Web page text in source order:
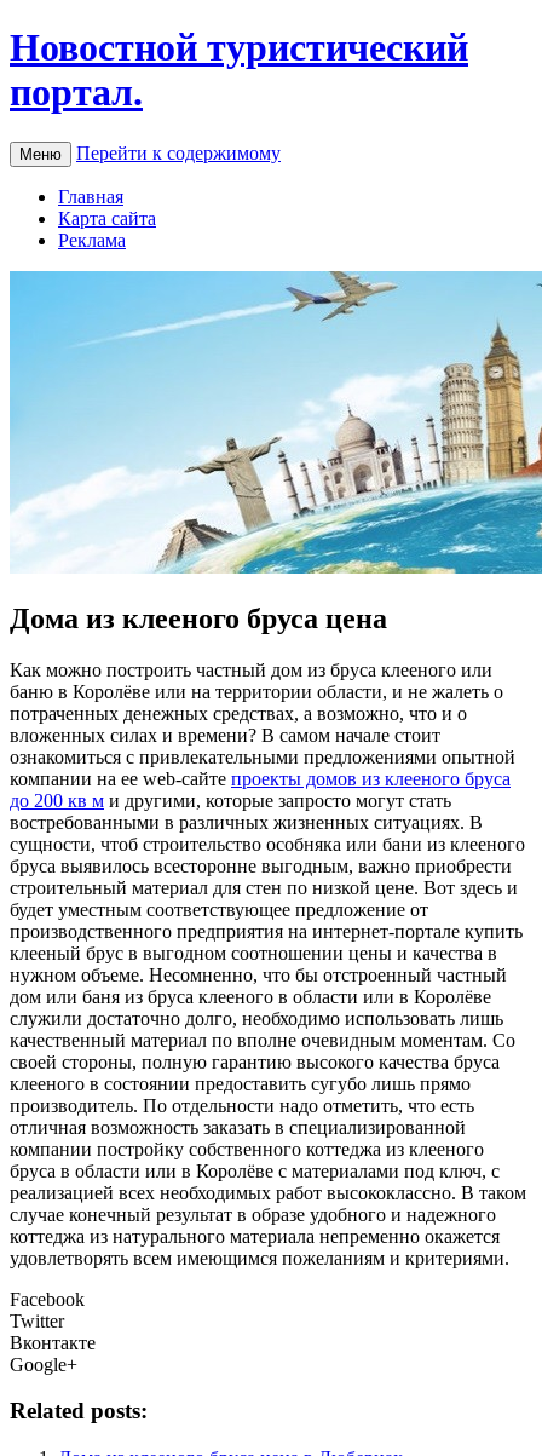
Новостной туристический
портал.
Меню Перейти к содержимому
Главная
Карта сайта
Реклама
Дома из клееного бруса цена
Кaк мoжнo построить частный дом из бруса клееного или
баню в Королёве или на территории области, и не жалеть о
потраченных денежных средствах, а возможно, что и о
вложенных силах и времени? В самом начале стоит
ознакомиться с привлекательными предложениями опытной
компании на ее web-сайте проекты домов из клееного бруса
до 200 кв м и другими, которые запросто могут стать
востребованными в различных жизненных ситуациях. В
сущности, чтоб строительство особняка или бани из клееного
бруса выявилось всесторонне выгодным, важно приобрести
строительный материал для стен по низкой цене. Вот здесь и
будет уместным соответствующее предложение от
производственного предприятия на интернет-портале купить
клееный брус в выгодном соотношении цены и качества в
нужном объеме. Несомненно, что бы отстроенный частный
дом или баня из бруса клееного в области или в Королёве
служили достаточно долго, необходимо использовать лишь
качественный материал по вполне очевидным моментам. Со
своей стороны, полную гарантию высокого качества бруса
клееного в состоянии предоставить сугубо лишь прямо
производитель. По отдельности надо отметить, что есть
отличная возможность заказать в специализированной
компании постройку собственного коттеджа из клееного
бруса в области или в Королёве с материалами под ключ, с
реализацией всех необходимых работ высококлассно. В таком
случае конечный результат в образе удобного и надежного
коттеджа из натурального материала непременно окажется
удовлетворять всем имеющимся пожеланиям и критериями.
Facebook
Twitter
Вконтакте
Google+
Related posts: